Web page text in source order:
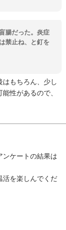
腸だった。炎症
禁止ね、と釘を
もちろん、少し
性があるので、
ンケートの結果は
活を楽しんでくだ